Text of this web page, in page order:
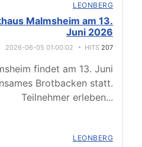
LEONBERG
Malmsheim am 13.
Juni 2026
2026-06-05 01:00:02 HITS 207
findet am 13. Juni
Brotbacken statt.
Teilnehmer erleben...
LEONBERG